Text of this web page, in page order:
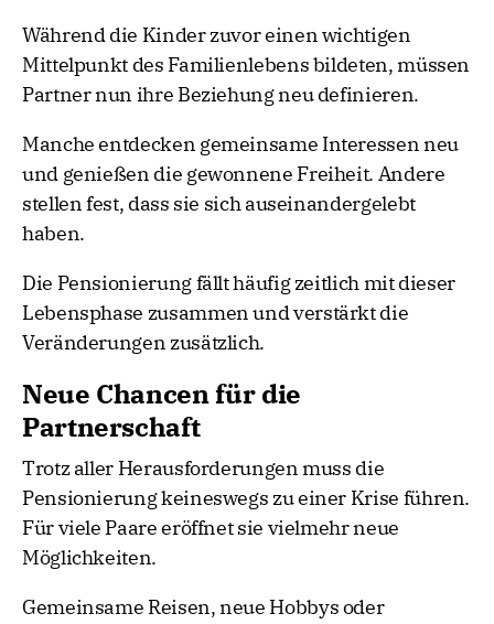
Während die Kinder zuvor einen wichtigen
Mittelpunkt des Familienlebens bildeten, müssen
Partner nun ihre Beziehung neu definieren.
Manche entdecken gemeinsame Interessen neu
und genießen die gewonnene Freiheit. Andere
stellen fest, dass sie sich auseinandergelebt
haben.
Die Pensionierung fällt häufig zeitlich mit dieser
Lebensphase zusammen und verstärkt die
Veränderungen zusätzlich.
Neue Chancen für die
Partnerschaft
Trotz aller Herausforderungen muss die
Pensionierung keineswegs zu einer Krise führen.
Für viele Paare eröffnet sie vielmehr neue
Möglichkeiten.
Gemeinsame Reisen, neue Hobbys oder